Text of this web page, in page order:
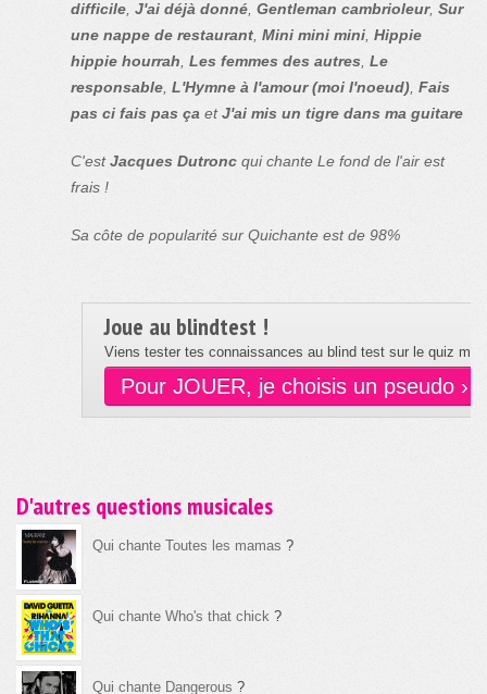
difficile J'ai déjà donné Gentleman cambrioleur, Sur
une nappe de restaurant Mini mini mini Hippie
hippie hourrah Les femmes des autres Le
responsable L'Hymne à l'amour (moi l'noeud) Fais
pas ci fais pas ça etJ'ai mis un tigre dans ma guitare
C'estJacques Dutronc qui chante Le fond de l'air est
frais !
Sa côte de popularité sur Quichante est de 98%
Joue au blindtest !
Viens tester tes connaissances au blind test sur le quiz
Pour JOUER, je choisis un pseudo ›
D'autres questions musicales
Qui chante Toutes les mamas ?
Qui chante Who's that chick ?
Qui chante Dangerous ?